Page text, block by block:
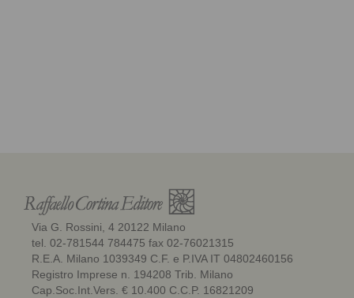
Via G. Rossini, 4 20122 Milano
tel. 02-781544 784475 fax 02-76021315
R.E.A. Milano 1039349 C.F. e P.IVA IT 04802460156
Registro Imprese n. 194208 Trib. Milano
Cap.Soc.Int.Vers. € 10.400 C.C.P. 16821209